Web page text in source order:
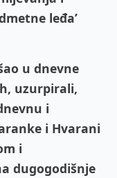
leđa’
u dnevne
uzurpirali,
i
i Hvarani
i
dugogodišnje